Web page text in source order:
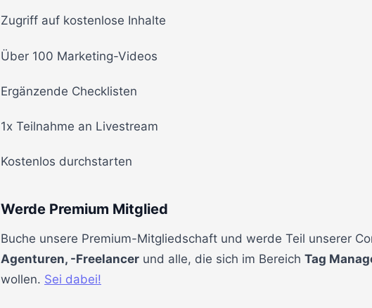
Zugriff auf kostenlose Inhalte
Über 100 Marketing-Videos
Ergänzende Checklisten
1x Teilnahme an Livestream
Kostenlos durchstarten
Werde Premium Mitglied
Buche unsere Premium-Mitgliedschaft und werde Teil unserer
Agenturen, -Freelancer und alle, die sich im Bereich Tag
wollen. Sei dabei!